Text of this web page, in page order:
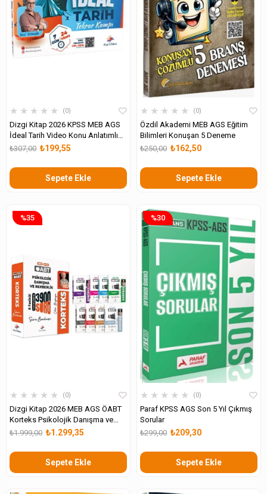
★ ★ ★ ★ ★ 0
Dizgi Kitap 2026 KPSS MEB AGS
İdeal Tarih Video Konu Anlatımlı
Tekrar Kampı₺199,55
₺307,00
Sepete Ekle
★ ★ ★ ★ ★ 0
Özdil Akademi MEB AGS Eğitim
Bilimleri Konuşan 5 Deneme
₺162,50
₺250,00
Sepete Ekle
★ ★ ★ ★ ★ 0
Dizgi Kitap 2026 MEB AGS ÖABT
Korteks Psikolojik Danışma ve
Rehberlik Öğretmenliği Tamamı
₺1.299,35
₺1.999,00
Sepete Ekle
%35
★ ★ ★ ★ ★ 0
Paraf KPSS AGS Son 5 Yıl Çıkmış
Sorular
₺209,30
₺299,00
Sepete Ekle
%30